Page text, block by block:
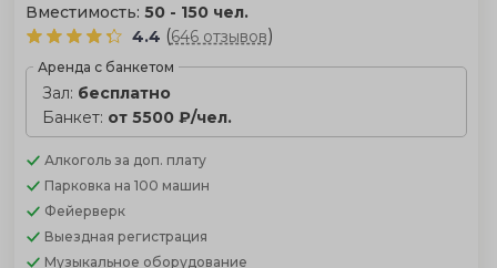
Вместимость: 50 - 150 чел.
4.4 (646 отзывов)
Аренда с банкетом
Зал: бесплатно
Банкет: от 5500 ₽/чел.
Алкоголь за доп. плату
Парковка на 100 машин
Фейерверк
Выездная регистрация
Музыкальное оборудование